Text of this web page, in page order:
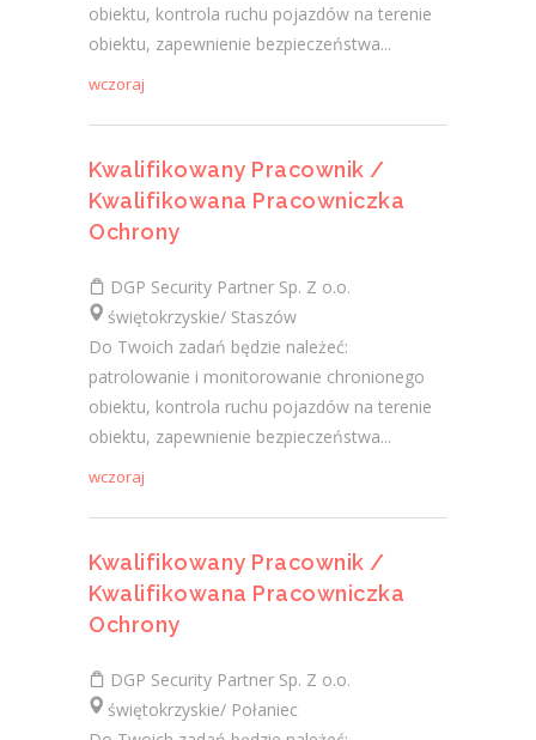
obiektu, kontrola ruchu pojazdów na terenie
obiektu, zapewnienie bezpieczeństwa...
wczoraj
Kwalifikowany Pracownik /
Kwalifikowana Pracowniczka
Ochrony
DGP Security Partner Sp. Z o.o.
świętokrzyskie/ Staszów
Do Twoich zadań będzie należeć:
patrolowanie i monitorowanie chronionego
obiektu, kontrola ruchu pojazdów na terenie
obiektu, zapewnienie bezpieczeństwa...
wczoraj
Kwalifikowany Pracownik /
Kwalifikowana Pracowniczka
Ochrony
DGP Security Partner Sp. Z o.o.
świętokrzyskie/ Połaniec